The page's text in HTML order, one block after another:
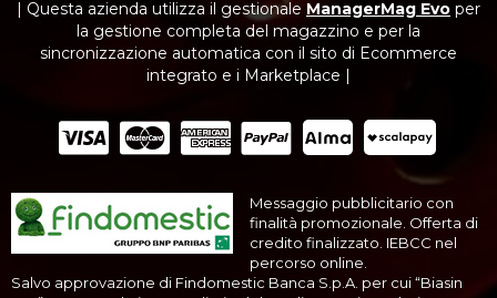
| Questa azienda utilizza il gestionale ManagerMag Evo per
la gestione completa del magazzino e per la
sincronizzazione automatica con il sito di Ecommerce
integrato e i Marketplace |
Messaggio pubblicitario con
finalità promozionale. Offerta di
credito finalizzato. IEBCC nel
percorso online.
Salvo approvazione di Findomestic Banca S.p.A. per cui “Biasin